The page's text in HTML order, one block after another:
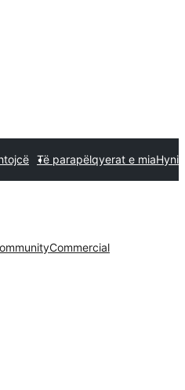
Të parapëlqyerat e miaHyni
Commercial